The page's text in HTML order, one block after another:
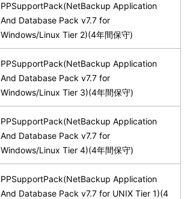
PPSupportPack(NetBackup Application
And Database Pack v7.7 for
Windows/Linux Tier 2)(4年間保守)
PPSupportPack(NetBackup Application
And Database Pack v7.7 for
Windows/Linux Tier 3)(4年間保守)
PPSupportPack(NetBackup Application
And Database Pack v7.7 for
Windows/Linux Tier 4)(4年間保守)
PPSupportPack(NetBackup Application
And Database Pack v7.7 for UNIX Tier 1)(4